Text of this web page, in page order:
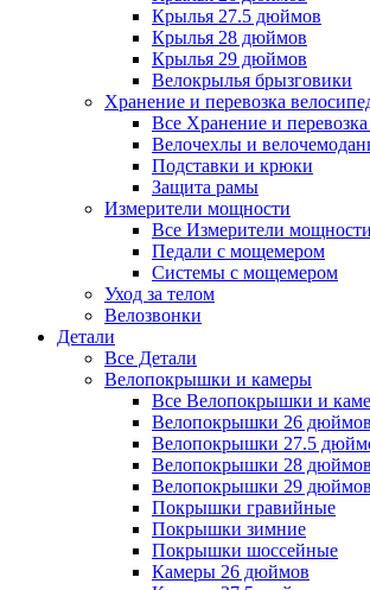
Крылья 27.5 дюймов
Крылья 28 дюймов
Крылья 29 дюймов
Велокрылья брызговики
Хранение и перевозка
Все Хранение и перевозка
Велочехлы и
Подставки и крюки
Защита рамы
Измерители мощности
Все Измерители мощности
Педали с мощемером
Системы с мощемером
Уход за телом
Велозвонки
Детали
Все Детали
Велопокрышки и камеры
Все Велопокрышки и
Велопокрышки 26 дюймов
Велопокрышки 27.5
Велопокрышки 28 дюймов
Велопокрышки 29 дюймов
Покрышки гравийные
Покрышки зимние
Покрышки шоссейные
Камеры 26 дюймов